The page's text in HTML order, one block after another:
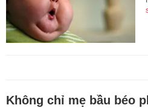
Không chỉ mẹ bầu béo